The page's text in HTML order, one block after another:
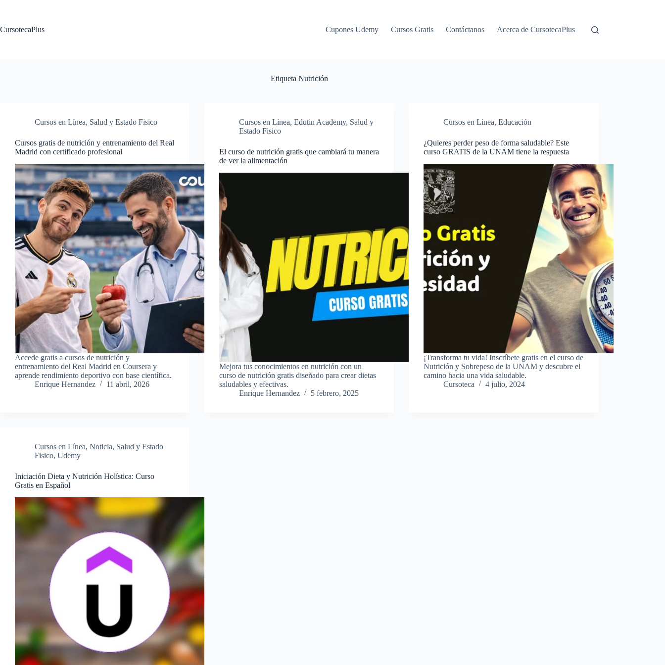
CursotecaPlus
Cupones Udemy Cursos Gratis Contáctanos Acerca de CursotecaPlus
Etiqueta Nutrición
Cursos en Línea, Salud y Estado Fisico
Cursos gratis de nutrición y entrenamiento del Real
Madrid con certificado profesional
Accede gratis a cursos de nutrición y
entrenamiento del Real Madrid en Coursera y
aprende rendimiento deportivo con base científica.
Enrique Hernandez
11 abril, 2026
Cursos en Línea,Edutin Academy, Salud y
Estado Fisico
El curso de nutrición gratis que cambiará tu manera
de ver la alimentación
Mejora tus conocimientos en nutrición con un
curso de nutrición gratis diseñado para crear dietas
saludables y efectivas.
Enrique Hernandez
5 febrero, 2025
Cursos en Línea,Educación
¿Quieres perder peso de forma saludable? Este
curso GRATIS de la UNAM tiene la respuesta
¡Transforma tu vida! Inscríbete gratis en el curso de
Nutrición y Sobrepeso de la UNAM y descubre el
camino hacia una vida saludable.
Cursoteca
4 julio, 2024
Cursos en Línea, Noticia, Salud y Estado
Fisico, Udemy
Iniciación Dieta y Nutrición Holística: Curso
Gratis en Español